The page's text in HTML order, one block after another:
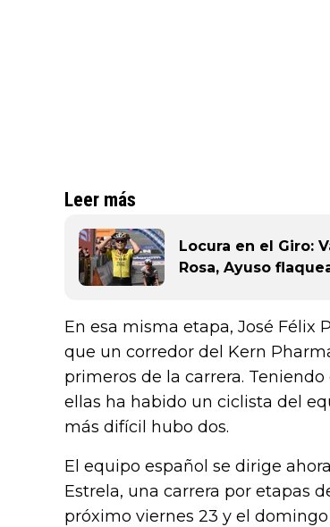
Leer más
Locura en el Giro:
Rosa, Ayuso
En esa misma etapa, José Félix
que un corredor del Kern
primeros de la carrera.
ellas ha habido un ciclista del
más difícil hubo dos.
El equipo español se dirige
Estrela, una carrera por etapas
próximo viernes 23 y el